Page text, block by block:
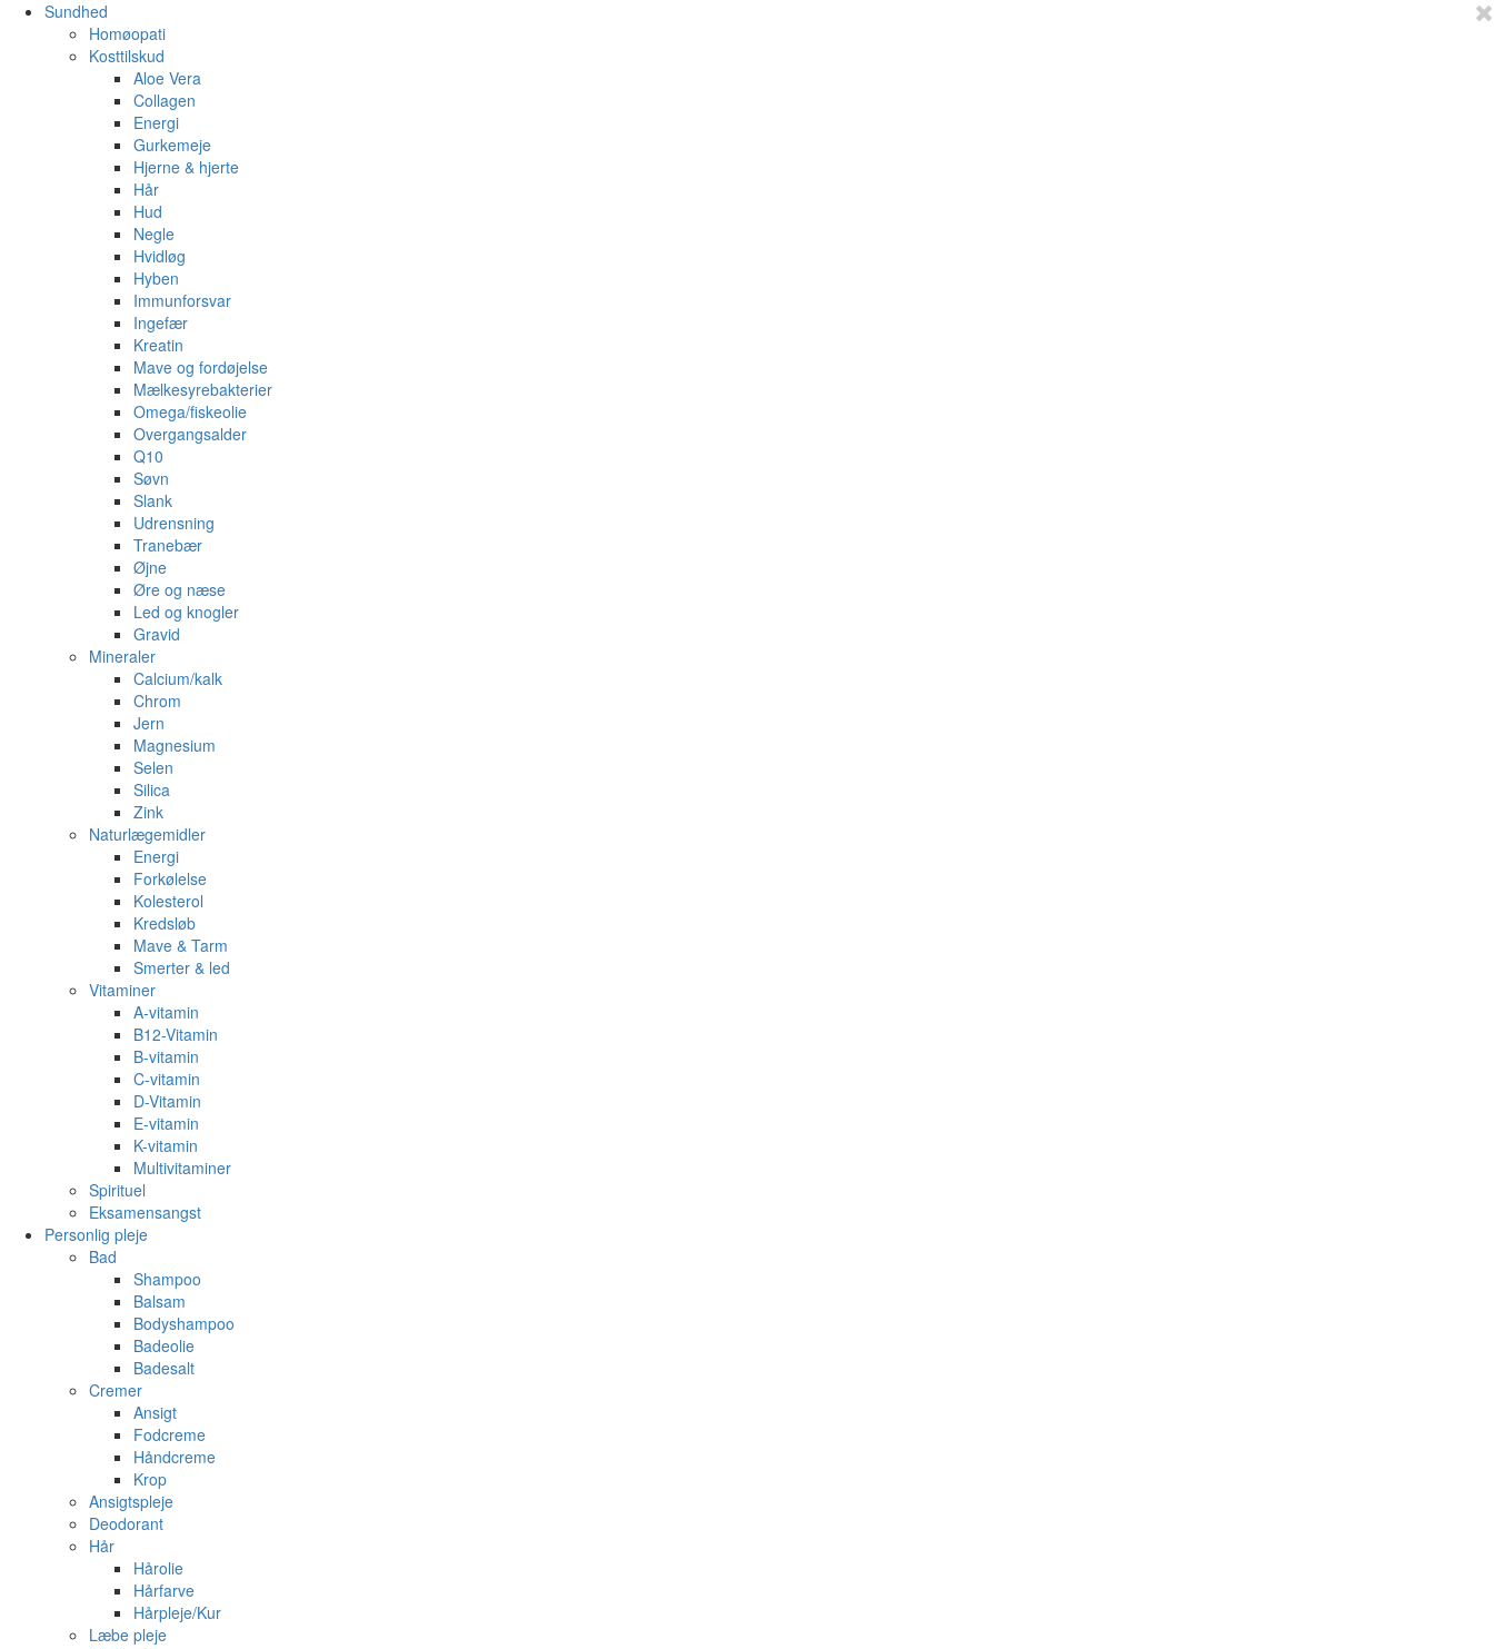
Sundhed
Homøopati
Kosttilskud
Aloe Vera
Collagen
Energi
Gurkemeje
Hjerne & hjerte
Hår
Hud
Negle
Hvidløg
Hyben
Immunforsvar
Ingefær
Kreatin
Mave og fordøjelse
Mælkesyrebakterier
Omega/fiskeolie
Overgangsalder
Q10
Søvn
Slank
Udrensning
Tranebær
Øjne
Øre og næse
Led og knogler
Gravid
Mineraler
Calcium/kalk
Chrom
Jern
Magnesium
Selen
Silica
Zink
Naturlægemidler
Energi
Forkølelse
Kolesterol
Kredsløb
Mave & Tarm
Smerter & led
Vitaminer
A-vitamin
B12-Vitamin
B-vitamin
C-vitamin
D-Vitamin
E-vitamin
K-vitamin
Multivitaminer
Spirituel
Eksamensangst
Personlig pleje
Bad
Shampoo
Balsam
Bodyshampoo
Badeolie
Badesalt
Cremer
Ansigt
Fodcreme
Håndcreme
Krop
Ansigtspleje
Deodorant
Hår
Hårolie
Hårfarve
Hårpleje/Kur
Læbe pleje